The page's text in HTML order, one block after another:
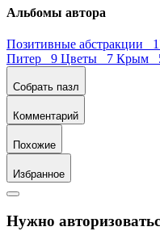
Альбомы автора
Позитивные абстракции
Питер 9 Цветы 7 Крым
Собрать пазл
Комментарий
Похожие
Избранное
Нужно